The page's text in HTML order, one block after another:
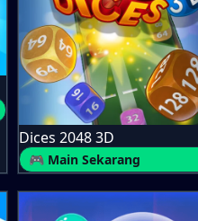
Dices 2048 3D
🎮 Main Sekarang